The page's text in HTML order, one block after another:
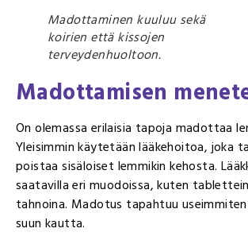
Madottaminen kuuluu sekä
koirien että kissojen
terveydenhuoltoon.
Madottamisen
On olemassa erilaisia tapoja madottaa
Yleisimmin käytetään lääkehoitoa, joka
poistaa sisäloiset lemmikin kehosta.
saatavilla eri muodoissa, kuten
tahnoina. Madotus tapahtuu
suun kautta.